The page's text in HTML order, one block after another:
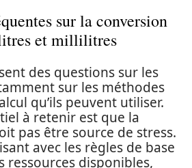
sur la conversion
et millilitres
des questions sur les
sur les méthodes
qu’ils peuvent utiliser.
à retenir est que la
pas être source de stress.
avec les règles de base
ressources disponibles,